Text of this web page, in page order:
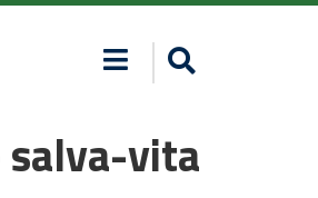
salva-vita